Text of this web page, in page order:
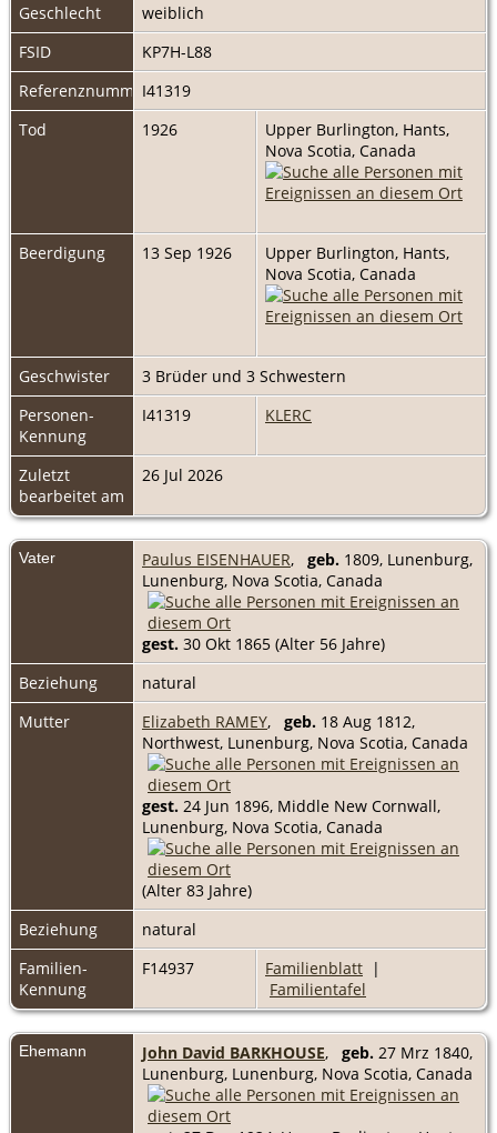
Geschlecht
weiblich
FSID
KP7H-L88
ReferenznummerI41319
Tod
1926
Upper Burlington, Hants,
Nova Scotia, Canada
Beerdigung 13 Sep 1926
Upper Burlington, Hants,
Nova Scotia, Canada
Geschwister
3 Brüder und 3 Schwestern
Personen-
Kennung
I41319 KLERC
Zuletzt
bearbeitet am
26 Jul 2026
Vater Paulus EISENHAUER, geb. 1809, Lunenburg,
Lunenburg, Nova Scotia, Canada
gest. 30 Okt 1865 (Alter 56 Jahre)
Beziehung
natural
Mutter
Elizabeth RAMEY, geb. 18 Aug 1812,
Northwest, Lunenburg, Nova Scotia, Canada
gest. 24 Jun 1896, Middle New Cornwall,
Lunenburg, Nova Scotia, Canada
(Alter 83 Jahre)
Beziehung
natural
Familien-
Kennung
F14937 Familienblatt |
Familientafel
Ehemann John David BARKHOUSE, geb. 27 Mrz 1840,
Lunenburg, Lunenburg, Nova Scotia, Canada